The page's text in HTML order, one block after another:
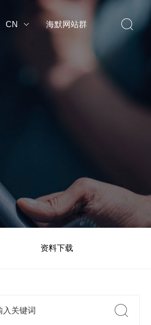
CN 海默网站群 
资料下载